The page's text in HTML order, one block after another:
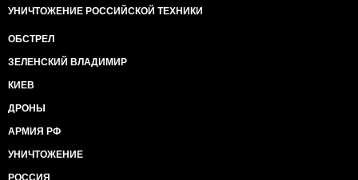
УНИЧТОЖЕНИЕ РОССИЙСКОЙ ТЕХНИКИ
ОБСТРЕЛ
ЗЕЛЕНСКИЙ ВЛАДИМИР
КИЕВ
ДРОНЫ
АРМИЯ РФ
УНИЧТОЖЕНИЕ
РОССИЯ